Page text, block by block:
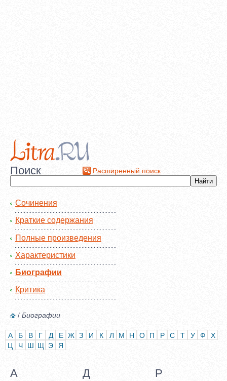
Поиск Расширенный поиск
Сочинения
Краткие содержания
Полные произведения
Характеристики
Биографии
Критика
/ Биографии
А Б В Г Д Е Ж З И К Л М Н О П Р С Т У Ф
Х
Ц
Ч Ш Щ Э Я
А Д Р